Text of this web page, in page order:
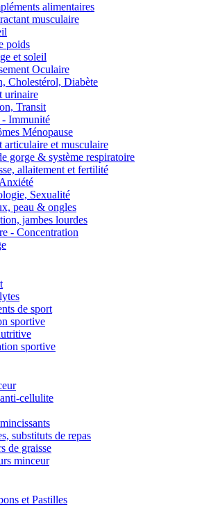
alimentaires
musculaire
poids
et soleil
Oculaire
Cholestérol, Diabète
urinaire
Transit
Immunité
Ménopause
articulaire et musculaire
gorge & système respiratoire
allaitement et fertilité
Sexualité
peau & ongles
jambes lourdes
- Concentration
de sport
sportive
sportive
cellulite
substituts de repas
de graisse
minceur
et Pastilles